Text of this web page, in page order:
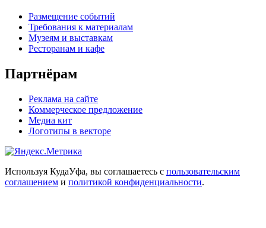
Размещение событий
Требования к материалам
Музеям и выставкам
Ресторанам и кафе
Партнёрам
Реклама на сайте
Коммерческое предложение
Медиа кит
Логотипы в векторе
Используя КудаУфа, вы соглашаетесь с пользовательским
соглашением и политикой конфиденциальности.